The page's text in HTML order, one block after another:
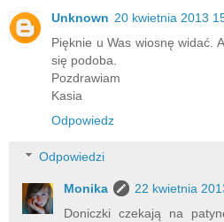
Unknown 20 kwietnia 2013
Pięknie u Was wiosnę widać.
się podoba.
Pozdrawiam
Kasia
Odpowiedz
Odpowiedzi
Monika
22 kwietnia
Doniczki czekają na